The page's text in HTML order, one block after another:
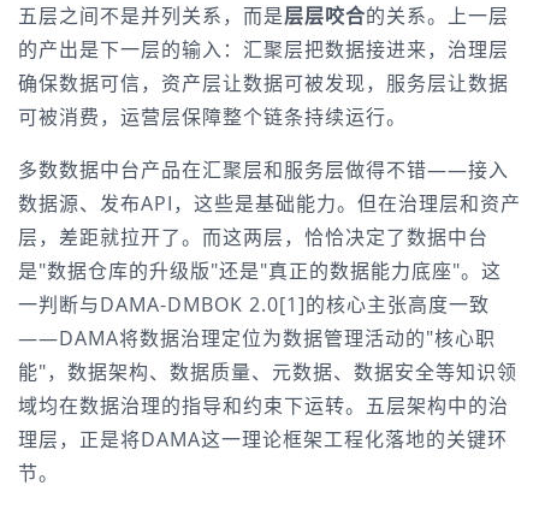
五层之间不是并列关系，而是层层咬合的关系。上一层
的产出是下一层的输入：汇聚层把数据接进来，治理层
确保数据可信，资产层让数据可被发现，服务层让数据
可被消费，运营层保障整个链条持续运行。
多数数据中台产品在汇聚层和服务层做得不错——接入
数据源、发布API，这些是基础能力。但在治理层和资产
层，差距就拉开了。而这两层，恰恰决定了数据中台
是"数据仓库的升级版"还是"真正的数据能力底座"。这
一判断与DAMA-DMBOK 2.0[1]的核心主张高度一致
——DAMA将数据治理定位为数据管理活动的"核心职
能"，数据架构、数据质量、元数据、数据安全等知识领
域均在数据治理的指导和约束下运转。五层架构中的治
理层，正是将DAMA这一理论框架工程化落地的关键环
节。